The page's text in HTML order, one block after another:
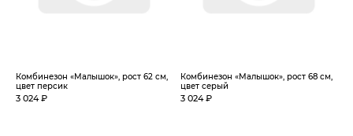
Комбинезон «Малышок», рост 62 см,
цвет персик
3 024 ₽
Комбинезон «Малышок», рост 68 см,
цвет серый
3 024 ₽